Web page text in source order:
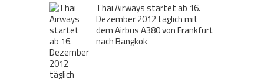
Thai Airways startet ab 16.
Dezember 2012 täglich mit
dem Airbus A380 von Frankfurt
nach Bangkok